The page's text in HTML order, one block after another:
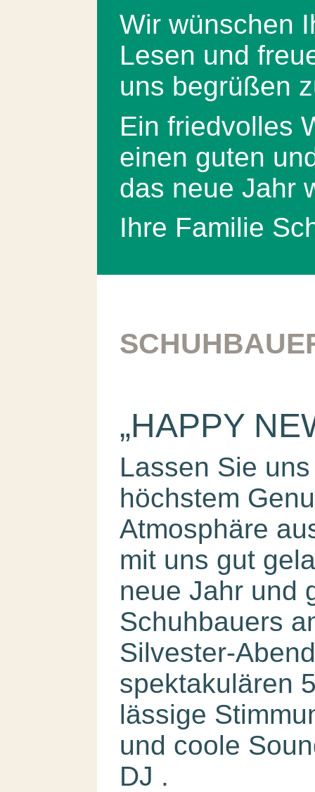
Wir wünschen
Lesen und
uns begrüßen
Ein friedvolles
einen guten
das neue Jahr
Ihre Familie
„HAPPY
Lassen Sie
höchstem
Atmosphäre
mit uns gut
neue Jahr und
Schuhbauers
Silvester-
spektakulären
lässige
und coole
DJ .